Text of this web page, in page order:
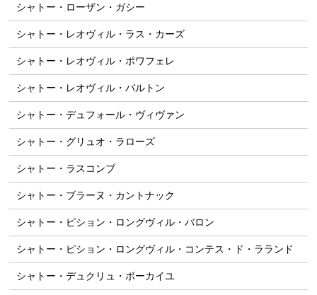
シャトー・ローザン・ガシー
シャトー・レオヴィル・ラス・カーズ
シャトー・レオヴィル・ポワフェレ
シャトー・レオヴィル・バルトン
シャトー・デュフォール・ヴィヴァン
シャトー・グリュオ・ラローズ
シャトー・ラスコンブ
シャトー・ブラーヌ・カントナック
シャトー・ピション・ロングヴィル・バロン
シャトー・ピション・ロングヴィル・コンテス・ド・ラランド
シャトー・デュクリュ・ボーカイユ